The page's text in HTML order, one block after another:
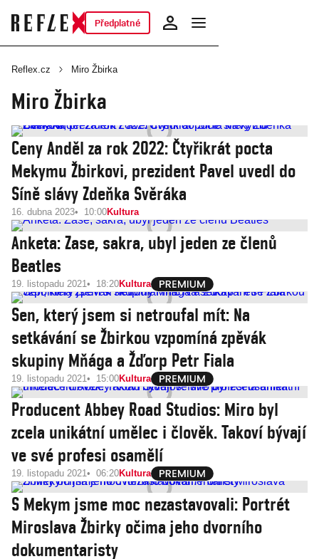
Předplatné
Reflex.cz Miro Žbirka
Miro Žbirka
Ceny Anděl za rok 2022: Čtyřikrát pocta
Mekymu Žbirkovi, prezident Pavel uvedl do
Síně slávy Zdeňka Svěráka
16. dubna 2023 10:00Kultura
Anketa: Zase, sakra, ubyl jeden ze členů
Beatles
19. listopadu 2021 18:20Kultura
Sen, který jsem si netroufal mít: Na
setkávání se Žbirkou vzpomíná zpěvák
skupiny Mňága a Žďorp Petr Fiala
19. listopadu 2021 15:00Kultura
Producent Abbey Road Studios: Miro byl
zcela unikátní umělec i člověk. Takoví bývají
ve své profesi osamělí
19. listopadu 2021 06:20Kultura
S Mekym jsme moc nezastavovali: Portrét
Miroslava Žbirky očima jeho dvorního
dokumentaristy